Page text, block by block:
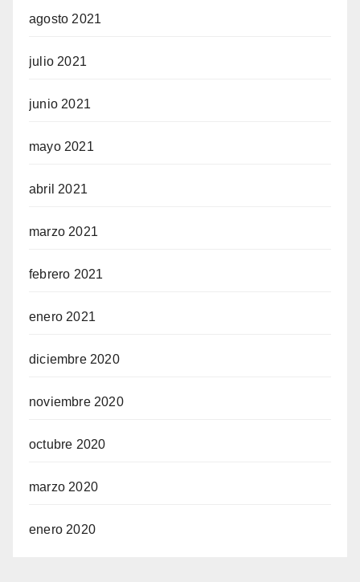
agosto 2021
julio 2021
junio 2021
mayo 2021
abril 2021
marzo 2021
febrero 2021
enero 2021
diciembre 2020
noviembre 2020
octubre 2020
marzo 2020
enero 2020